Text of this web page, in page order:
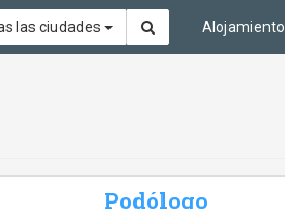
las ciudades Alojamiento
Podólogo